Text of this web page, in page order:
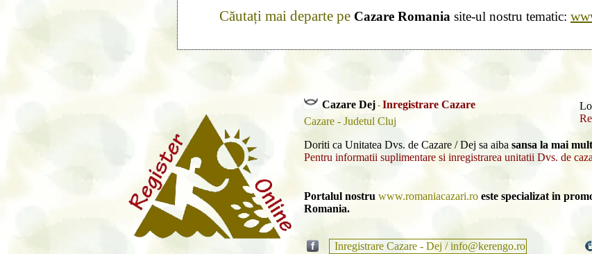
Căutați mai departe pe Cazare Romania site-ul nostru tematic:
Cazare Dej - Inregistrare Cazare
Cazare - Judetul Cluj
Doriti ca Unitatea Dvs. de Cazare / Dej sa aiba sansa la mai
Pentru informatii suplimentare si inregistrarea unitatii Dvs. de
Portalul nostru www.romaniacazari.ro este specializat in
Romania.
Inregistrare Cazare - Dej / info@kerengo.ro